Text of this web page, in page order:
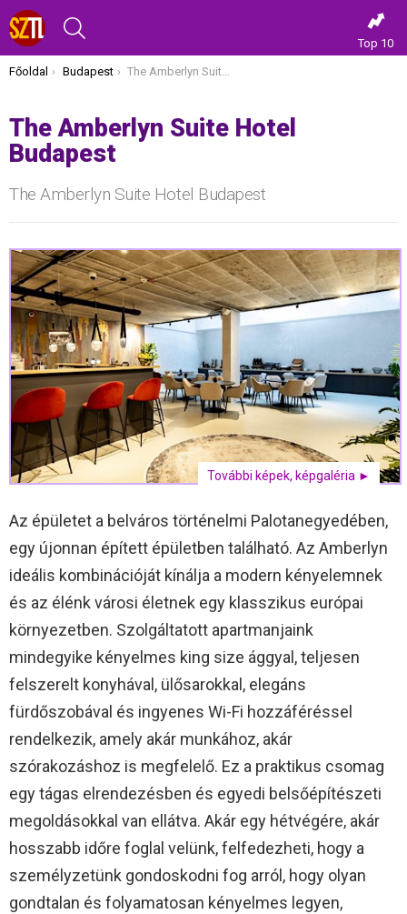
Top 10
Itt vagy most:
Főoldal Budapest The Amberlyn Suite Hotel Budapest
The Amberlyn Suite Hotel
Budapest
The Amberlyn Suite Hotel Budapest
További képek, képgaléria ►
Az épületet a belváros történelmi Palotanegyedében,
egy újonnan épített épületben található. Az Amberlyn
ideális kombinációját kínálja a modern kényelemnek
és az élénk városi életnek egy klasszikus európai
környezetben. Szolgáltatott apartmanjaink
mindegyike kényelmes king size ággyal, teljesen
felszerelt konyhával, ülősarokkal, elegáns
fürdőszobával és ingyenes Wi-Fi hozzáféréssel
rendelkezik, amely akár munkához, akár
szórakozáshoz is megfelelő. Ez a praktikus csomag
egy tágas elrendezésben és egyedi belsőépítészeti
megoldásokkal van ellátva. Akár egy hétvégére, akár
hosszabb időre foglal velünk, felfedezheti, hogy a
személyzetünk gondoskodni fog arról, hogy olyan
gondtalan és folyamatosan kényelmes legyen,